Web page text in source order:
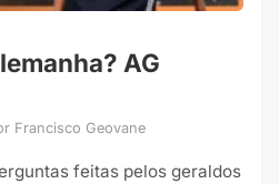
AG
Francisco Geovane
feitas pelos geraldos